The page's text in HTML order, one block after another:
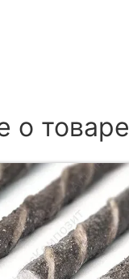
о товаре